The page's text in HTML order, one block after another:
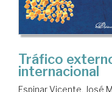
Tráfico
internacional
Espinar Vicente, José